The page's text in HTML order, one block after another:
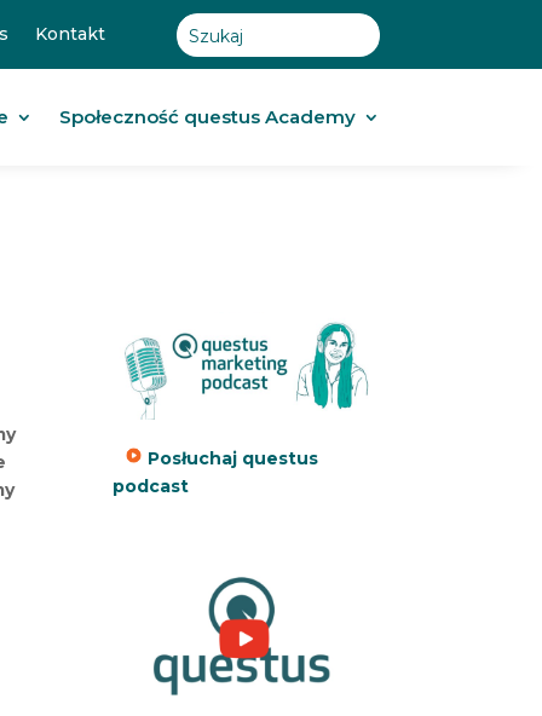
Kontakt
Społeczność questus Academy
Posłuchaj questus
podcast